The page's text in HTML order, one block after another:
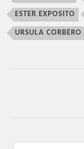
ESTER EXPOSITO
URSULA CORBERO